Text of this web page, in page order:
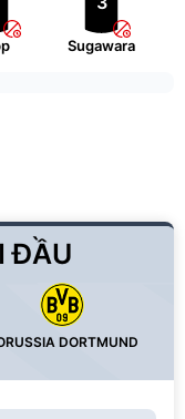
Sugawara
ĐẦU
DORTMUND